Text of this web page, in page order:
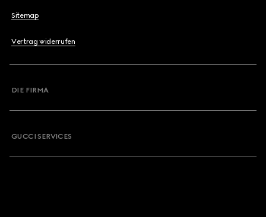
Sitemap
Vertrag widerrufen
DIE FIRMA
GUCCI SERVICES